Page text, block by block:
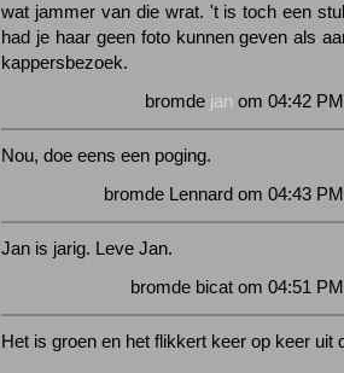
wat jammer van die wrat. 't is toch een
had je haar geen foto kunnen geven als
kappersbezoek.
bromde jan om 04:42
Nou, doe eens een poging.
bromde Lennard om 04:43
Jan is jarig. Leve Jan.
bromde bicat om 04:51
Het is groen en het flikkert keer op keer uit